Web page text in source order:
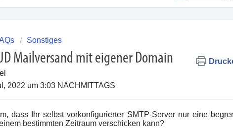
Sonstiges
Mailversand mit eigener Domain
2022 um 3:03 NACHMITTAGS
dass Ihr selbst vorkonfigurierter SMTP-Server nur eine
bestimmten Zeitraum verschicken kann?